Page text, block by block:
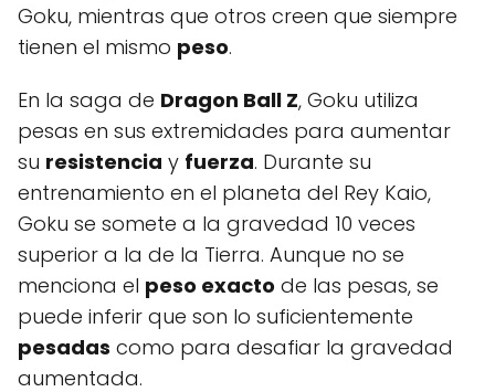
Goku, mientras que otros creen que siempre
tienen el mismo peso.
En la saga de Dragon Ball Z, Goku utiliza
pesas en sus extremidades para aumentar
su resistencia y fuerza. Durante su
entrenamiento en el planeta del Rey Kaio,
Goku se somete a la gravedad 10 veces
superior a la de la Tierra. Aunque no se
menciona el peso exacto de las pesas, se
puede inferir que son lo suficientemente
pesadas como para desafiar la gravedad
aumentada.